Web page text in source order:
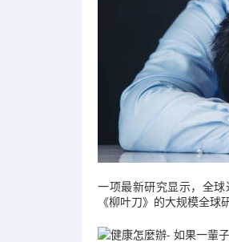
一项最新研究显示，全
《柳叶刀》的大规模全